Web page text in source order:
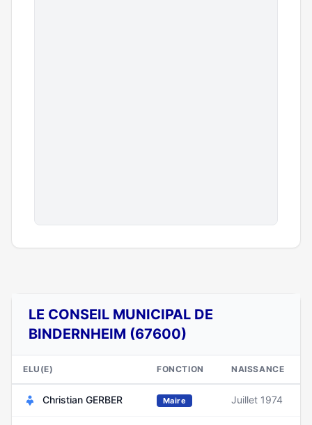
LE CONSEIL MUNICIPAL DE
BINDERNHEIM (67600)
ELU(E) FONCTION NAISSANCE
Christian GERBER Maire Juillet 1974